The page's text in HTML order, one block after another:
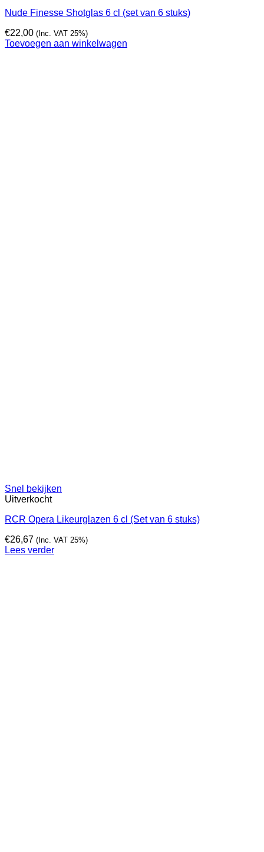
Nude Finesse Shotglas 6 cl (set van 6 stuks)
€22,00 (Inc. VAT 25%)
Toevoegen aan winkelwagen
Snel bekijken
Uitverkocht
RCR Opera Likeurglazen 6 cl (Set van 6 stuks)
€26,67 (Inc. VAT 25%)
Lees verder